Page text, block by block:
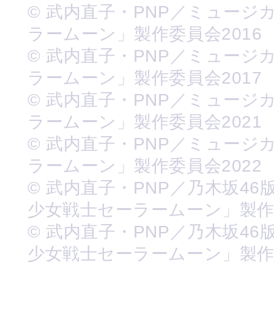
© 武内直子・PNP／ミュージ
ラームーン」製作委員会2016
© 武内直子・PNP／ミュージ
ラームーン」製作委員会2017
© 武内直子・PNP／ミュージ
ラームーン」製作委員会2021
© 武内直子・PNP／ミュージ
ラームーン」製作委員会2022
© 武内直子・PNP／乃木坂46
少女戦士セーラームーン」製
© 武内直子・PNP／乃木坂46
少女戦士セーラームーン」製